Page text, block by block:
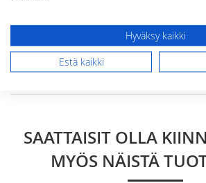
SAATTAISIT OLLA
MYÖS NÄISTÄ
Hyväksy kaikki
Estä kaikki